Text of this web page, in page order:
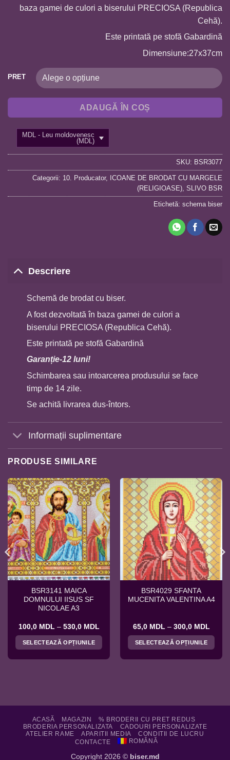
baza gamei de culori a biserului PRECIOSA (Republica
Cehă).
Este printată pe stofă Gabardină
Dimensiune:27x37cm
PRET
ADAUGĂ ÎN COȘ
MDL - Leu moldovenesc
(MDL)
SKU: BSR3077
Categorii: 10. Producator, ICOANE DE BRODAT CU MARGELE
(RELIGIOASE), SLIVO BSR
Etichetă: schema biser
Descriere
Schemă de brodat cu biser.
A fost dezvoltată în baza gamei de culori a
biserului PRECIOSA (Republica Cehă).
Este printată pe stofă Gabardină
Garanție-12 luni!
Schimbarea sau intoarcerea produsului se face
timp de 14 zile.
Se achită livrarea dus-întors.
Informații suplimentare
PRODUSE SIMILARE
BSR3141 MAICA
DOMNULUI IISUS SF
NICOLAE A3
100,0 MDL – 530,0 MDL
prețuri:
100,0 MDL
la
SELECTEAZĂ OPȚIUNILE
Opțiunile
pot
BSR4029 SFANTA
MUCENITA VALENTINA A4
65,0 MDL – 300,0 MDL
65,0
la
SELECTEAZĂ OPȚIUNILE
Opțiunile
pot
ACASĂ MAGAZIN
% BRODERII CU PRET REDUS
BRODERIA PERSONALIZATA
CADOURI PERSONALIZATE
ATELIER RAME
APARITII MEDIA
CONDITII DE LUCRU
CONTACTE
ROMÂNĂ
Copyright 2026 © biser.md